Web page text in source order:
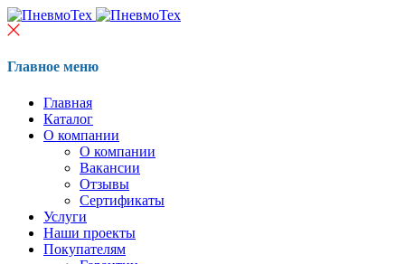
Главное меню
Главная
Каталог
О компании
О компании
Вакансии
Отзывы
Сертификаты
Услуги
Наши проекты
Покупателям